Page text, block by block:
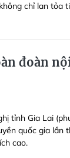
chỉ lan tỏa
đoàn
tỉnh Gia Lai
quốc gia
cao.